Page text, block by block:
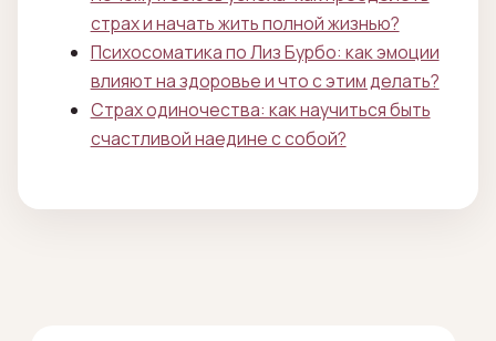
страх и начать жить полной жизнью?
Психосоматика по Лиз Бурбо: как эмоции
влияют на здоровье и что с этим делать?
Страх одиночества: как научиться быть
счастливой наедине с собой?